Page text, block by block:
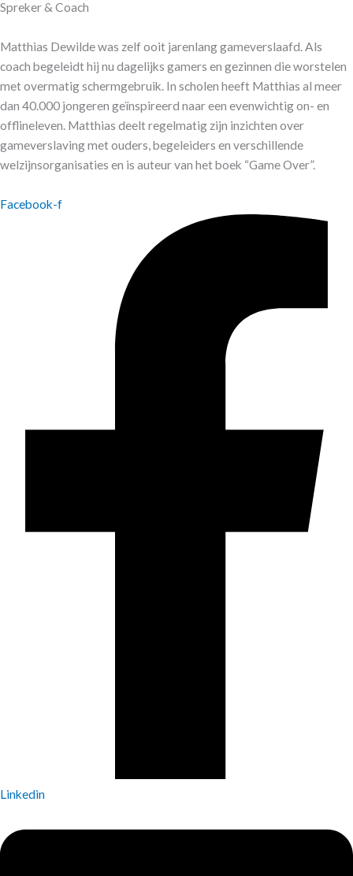
Spreker & Coach
Matthias Dewilde was zelf ooit jarenlang gameverslaafd. Als
coach begeleidt hij nu dagelijks gamers en gezinnen die worstelen
met overmatig schermgebruik. In scholen heeft Matthias al meer
dan 40.000 jongeren geïnspireerd naar een evenwichtig on- en
offlineleven. Matthias deelt regelmatig zijn inzichten over
gameverslaving met ouders, begeleiders en verschillende
welzijnsorganisaties en is auteur van het boek “Game Over”.
Facebook-f
Linkedin